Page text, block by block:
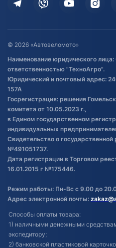
Дополнительные услуги
Оставить отзыв
Договор публичной оферты
Обработка файлов cookie
Постановка транспорта на учет
Обновления в ЭПТС 2024
© 2026 «Автовеломото»
Наименование юридического
ответственностью "ТехноАгро".
Юридический и почтовый адрес:
157А
Госрегистрация: решения
комитета от 10.05.2023 г.,
в Едином государственном
индивидуальных
Свидетельство о
№491051737.
Дата регистрации в Торговом
16.01.2015 г №175446.
Режим работы: Пн-Вс с 9.00 до
Адрес электронной почты:
Способы оплаты товара:
1) наличными денежными
экспедитору;
2) банковской пластиковой